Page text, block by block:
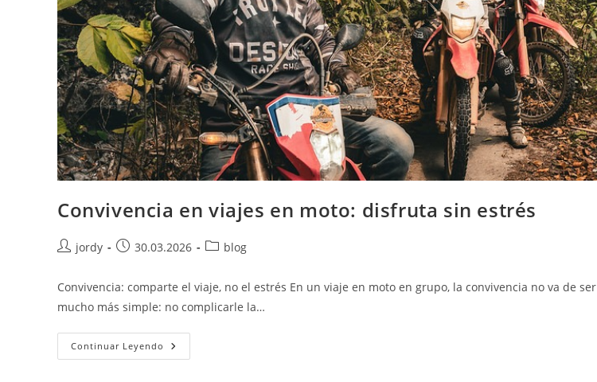
Convivencia en viajes en moto: disfruta sin estrés
Autor
entrada:
jordy
Publicación
entrada:
30.03.2026
Categoría
la
entrada:
blog
Convivencia: comparte el viaje, no el estrés En un viaje en moto en grupo, la convivencia no va de ser
mucho más simple: no complicarle la…
Continuar Leyendo Convivencia
En